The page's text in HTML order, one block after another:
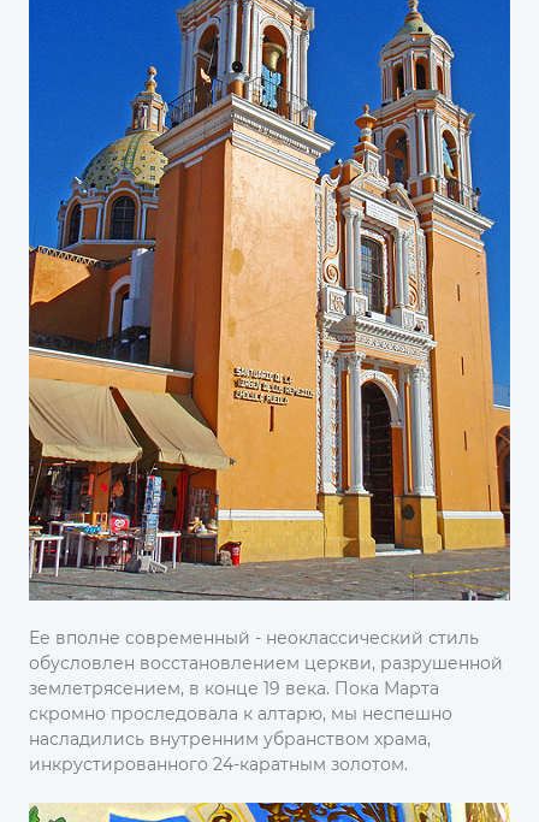
Ее вполне современный - неоклассический стиль
обусловлен восстановлением церкви, разрушенной
землетрясением, в конце 19 века. Пока Марта
скромно проследовала к алтарю, мы неспешно
насладились внутренним убранством храма,
инкрустированного 24-каратным золотом.